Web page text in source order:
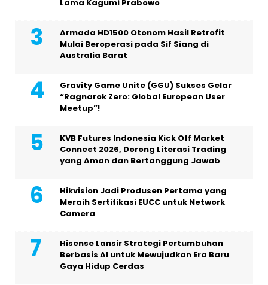
Lama Kagumi Prabowo
Armada HD1500 Otonom Hasil Retrofit
Mulai Beroperasi pada Sif Siang di
Australia Barat
Gravity Game Unite (GGU) Sukses Gelar
“Ragnarok Zero: Global European User
Meetup”!
KVB Futures Indonesia Kick Off Market
Connect 2026, Dorong Literasi Trading
yang Aman dan Bertanggung Jawab
Hikvision Jadi Produsen Pertama yang
Meraih Sertifikasi EUCC untuk Network
Camera
Hisense Lansir Strategi Pertumbuhan
Berbasis AI untuk Mewujudkan Era Baru
Gaya Hidup Cerdas